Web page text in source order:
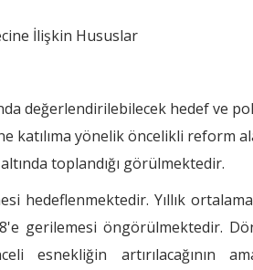
İlişkin Hususlar
değerlendirilebilecek hedef ve
katılıma yönelik öncelikli reform
toplandığı görülmektedir.
hedeflenmektedir. Yıllık
gerilemesi öngörülmektedir.
artırılacağının